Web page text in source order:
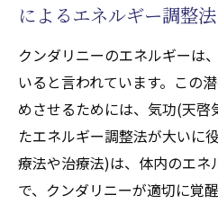
によるエネルギー調整法
クンダリニーのエネルギーは
いると言われています。この
めさせるためには、気功(天
たエネルギー調整法が大いに
療法や治療法)は、体内のエネ
で、クンダリニーが適切に覚